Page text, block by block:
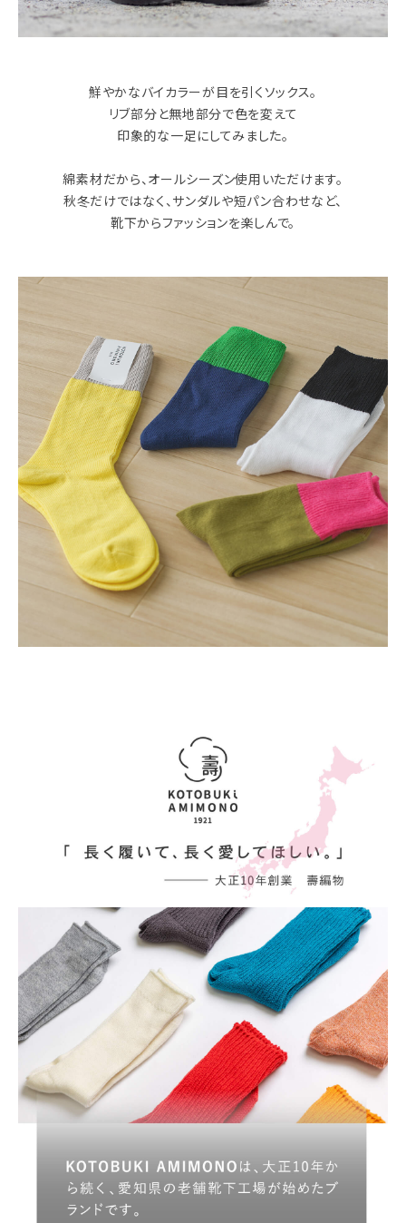
鮮やかなバイカラーが目を引くソックス。
リブ部分と無地部分で色を変えて
印象的な一足にしてみました。
綿素材だから、オールシーズン使用いただけます。
秋冬だけではなく、サンダルや短パン合わせなど、
靴下からファッションを楽しんで。